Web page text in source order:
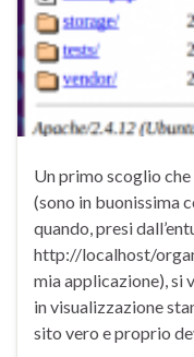
Un primo scoglio
(sono in buonissima
quando, presi
http://localhost/
mia applicazione), si
in visualizzazione
sito vero e proprio